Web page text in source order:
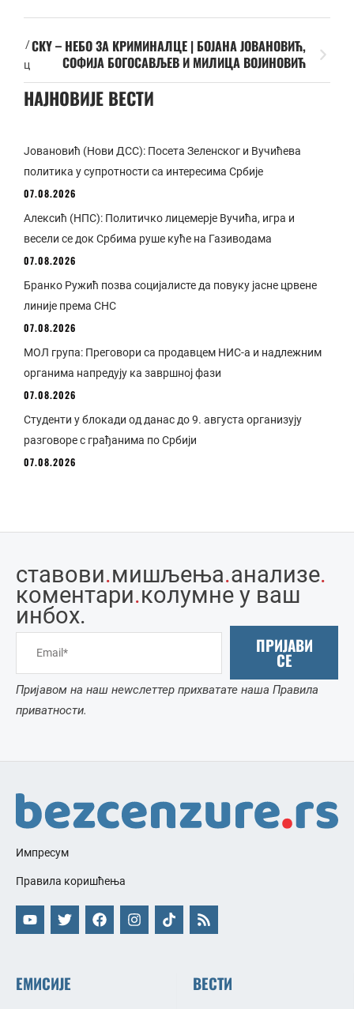
/
ц
СКY – НЕБО ЗА КРИМИНАЛЦЕ | БОЈАНА ЈОВАНОВИЋ,
СОФИЈА БОГОСАВЉЕВ И МИЛИЦА ВОЈИНОВИЋ
НАЈНОВИЈЕ ВЕСТИ
Јовановић (Нови ДСС): Посета Зеленског и Вучићева
политика у супротности са интересима Србије
07.08.2026
Алексић (НПС): Политичко лицемерје Вучића, игра и
весели се док Србима руше куће на Газиводама
07.08.2026
Бранко Ружић позва социјалисте да повуку јасне црвене
линије према СНС
07.08.2026
МОЛ група: Преговори са продавцем НИС-а и надлежним
органима напредују ка завршној фази
07.08.2026
Студенти у блокади од данас до 9. августа организују
разговоре с грађанима по Србији
07.08.2026
ставови.мишљења.анализе.
коментари.колумне у ваш
инбоx.
ПРИЈАВИ
СЕ
Пријавом на наш неwслеттер прихватате наша Правила
приватности.
Импресум
Правила коришћења
ЕМИСИЈЕ ВЕСТИ